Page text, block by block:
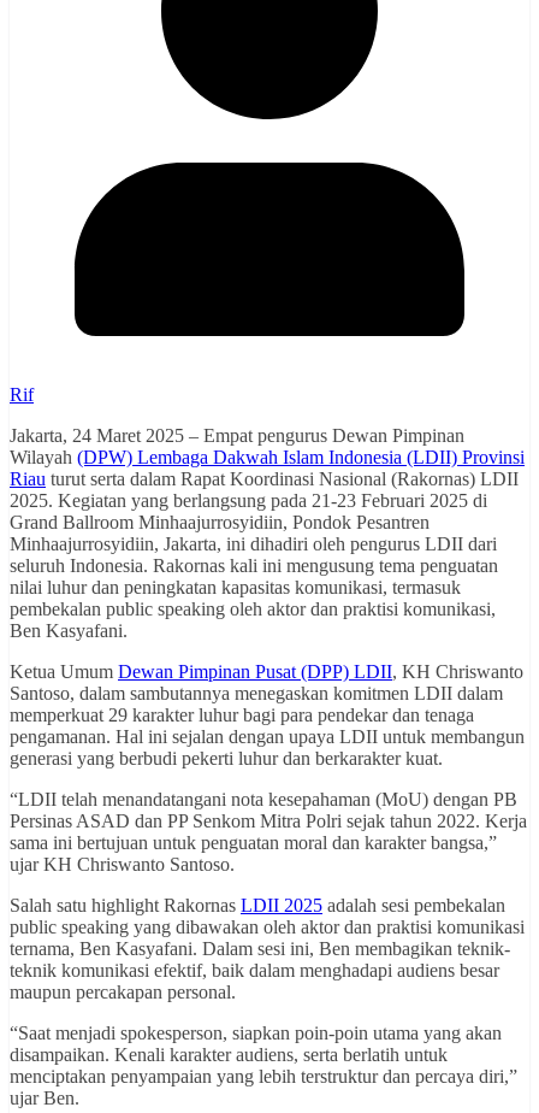
Rif
Jakarta, 24 Maret 2025 – Empat pengurus Dewan Pimpinan
Wilayah (DPW) Lembaga Dakwah Islam Indonesia (LDII) Provinsi
Riau turut serta dalam Rapat Koordinasi Nasional (Rakornas) LDII
2025. Kegiatan yang berlangsung pada 21-23 Februari 2025 di
Grand Ballroom Minhaajurrosyidiin, Pondok Pesantren
Minhaajurrosyidiin, Jakarta, ini dihadiri oleh pengurus LDII dari
seluruh Indonesia. Rakornas kali ini mengusung tema penguatan
nilai luhur dan peningkatan kapasitas komunikasi, termasuk
pembekalan public speaking oleh aktor dan praktisi komunikasi,
Ben Kasyafani.
Ketua Umum Dewan Pimpinan Pusat (DPP) LDII, KH Chriswanto
Santoso, dalam sambutannya menegaskan komitmen LDII dalam
memperkuat 29 karakter luhur bagi para pendekar dan tenaga
pengamanan. Hal ini sejalan dengan upaya LDII untuk membangun
generasi yang berbudi pekerti luhur dan berkarakter kuat.
“LDII telah menandatangani nota kesepahaman (MoU) dengan PB
Persinas ASAD dan PP Senkom Mitra Polri sejak tahun 2022. Kerja
sama ini bertujuan untuk penguatan moral dan karakter bangsa,”
ujar KH Chriswanto Santoso.
Salah satu highlight Rakornas LDII 2025 adalah sesi pembekalan
public speaking yang dibawakan oleh aktor dan praktisi komunikasi
ternama, Ben Kasyafani. Dalam sesi ini, Ben membagikan teknik-
teknik komunikasi efektif, baik dalam menghadapi audiens besar
maupun percakapan personal.
“Saat menjadi spokesperson, siapkan poin-poin utama yang akan
disampaikan. Kenali karakter audiens, serta berlatih untuk
menciptakan penyampaian yang lebih terstruktur dan percaya diri,”
ujar Ben.